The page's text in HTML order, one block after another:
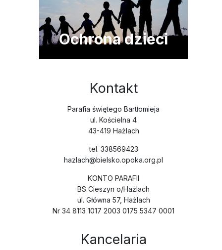
Ochrona dzieci
Kontakt
Parafia świętego Bartłomieja
ul. Kościelna 4
43-419 Hażlach
tel. 338569423
hazlach@bielsko.opoka.org.pl
KONTO PARAFII
BS Cieszyn o/Hażlach
ul. Główna 57, Hażlach
Nr 34 8113 1017 2003 0175 5347 0001
Kancelaria